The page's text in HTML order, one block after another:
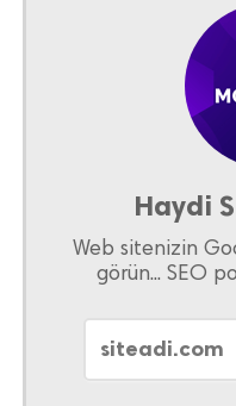
Haydi
Web sitenizin
görün... SEO